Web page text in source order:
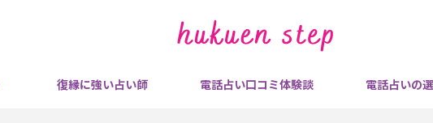
復縁に強い占い師 電話占い口コミ体験談 電話占いの